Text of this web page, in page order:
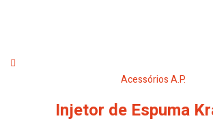
Acessórios A.P.
Injetor de Espuma